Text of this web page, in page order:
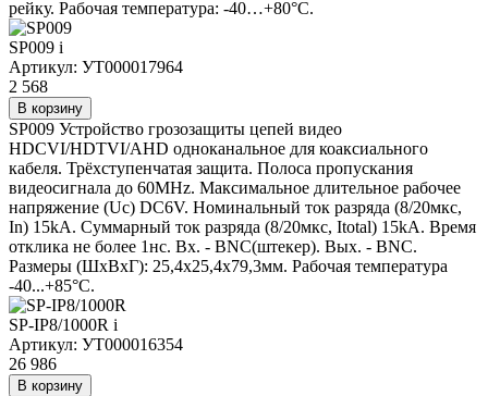
рейку. Рабочая температура: -40…+80°С.
SP009 i
Артикул: УТ000017964
2 568
В корзину
SP009 Устройство грозозащиты цепей видео
HDCVI/HDTVI/AHD одноканальное для коаксиального
кабеля. Трёхступенчатая защита. Полоса пропускания
видеосигнала до 60MHz. Максимальное длительное рабочее
напряжение (Uс) DC6V. Номинальный ток разряда (8/20мкс,
In) 15kA. Суммарный ток разряда (8/20мкс, Itotal) 15kA. Время
отклика не более 1нс. Вх. - BNC(штекер). Вых. - BNC.
Размеры (ШxВxГ): 25,4x25,4x79,3мм. Рабочая температура
-40...+85°C.
SP-IP8/1000R i
Артикул: УТ000016354
26 986
В корзину